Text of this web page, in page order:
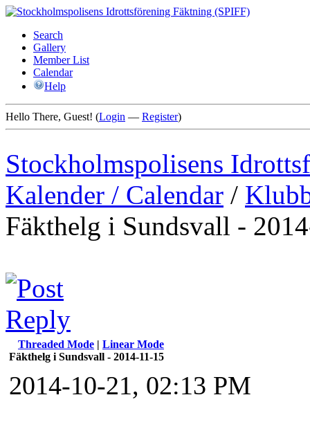
Search
Gallery
Member List
Calendar
Help
Hello There, Guest! (Login — Register)
Stockholmspolisens
Kalender / Calendar /
Fäkthelg i Sundsvall -
Threaded Mode | Linear Mode
Fäkthelg i Sundsvall - 2014-11-15
2014-10-21, 02:13 PM